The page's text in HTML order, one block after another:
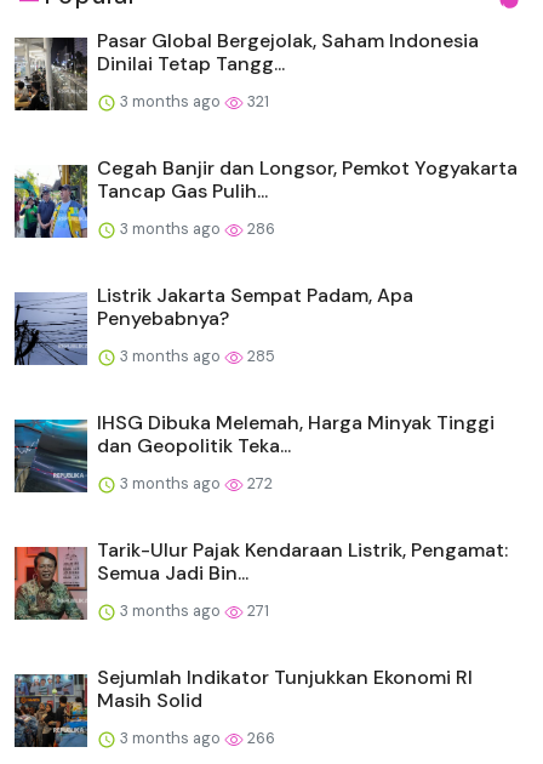
Pasar Global Bergejolak, Saham Indonesia
Dinilai Tetap Tangg...
3 months ago 321
Cegah Banjir dan Longsor, Pemkot Yogyakarta
Tancap Gas Pulih...
3 months ago 286
Listrik Jakarta Sempat Padam, Apa
Penyebabnya?
3 months ago 285
IHSG Dibuka Melemah, Harga Minyak Tinggi
dan Geopolitik Teka...
3 months ago 272
Tarik-Ulur Pajak Kendaraan Listrik, Pengamat:
Semua Jadi Bin...
3 months ago 271
Sejumlah Indikator Tunjukkan Ekonomi RI
Masih Solid
3 months ago 266